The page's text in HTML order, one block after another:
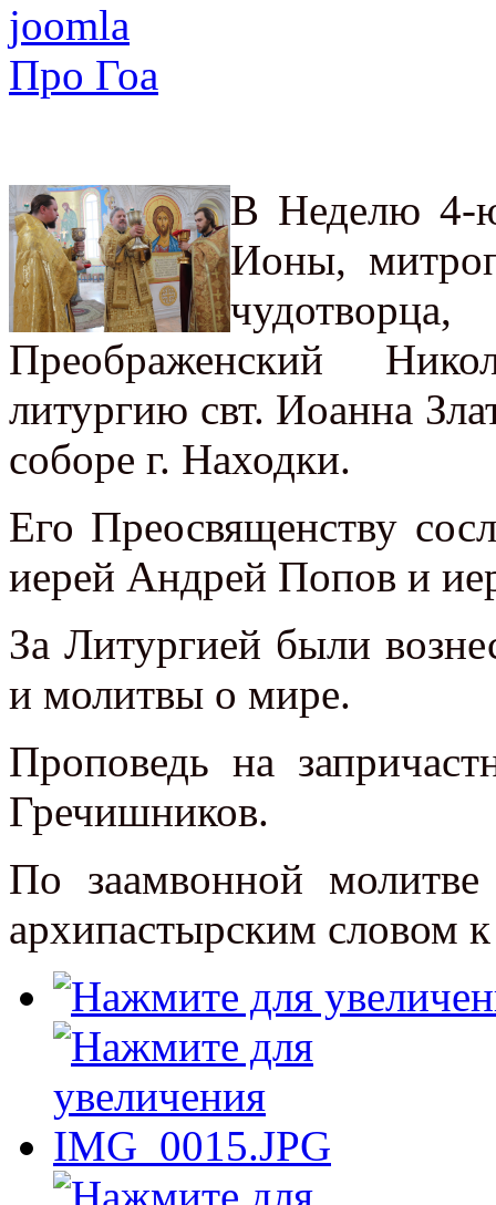
joomla
Про Гоа
В Неделю 4-ю
Ионы,
Преображенский
литургию свт. Иоанна
соборе г. Находки.
Его Преосвященству
иерей Андрей Попов и
За Литургией были
и молитвы о мире.
Проповедь на
Гречишников.
По заамвонной
архипастырским словом